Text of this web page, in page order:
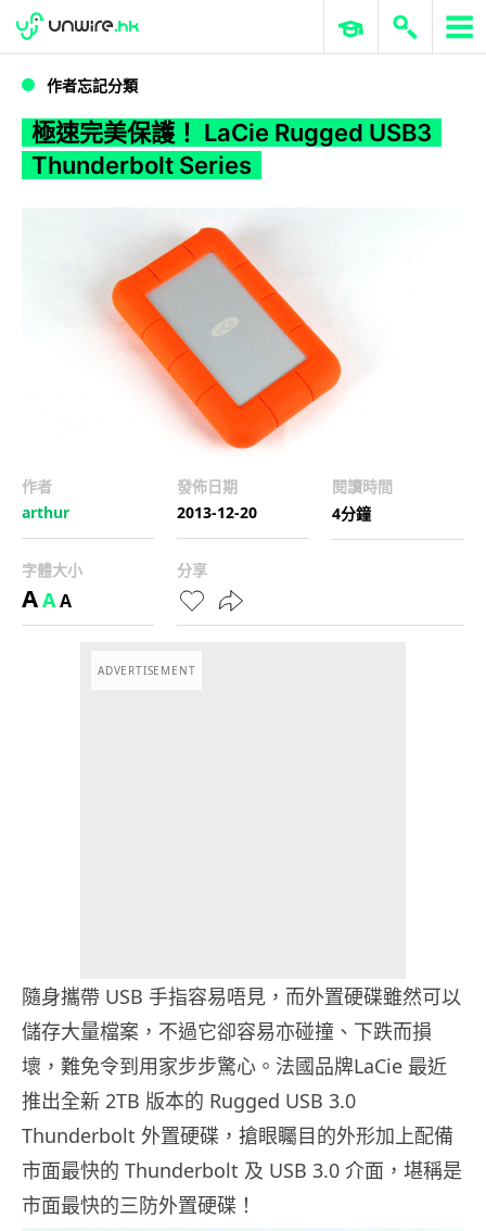
WWDC 2026 ERP 與商業 AI
作者忘記分類
極速完美保護！ LaCie Rugged USB3
Thunderbolt Series
作者
arthur
發佈日期
2013-12-20
閱讀時間
4分鐘
字體大小
AAA
分享
ADVERTISEMENT
隨身攜帶 USB 手指容易唔見，而外置硬碟雖然可以
儲存大量檔案，不過它卻容易亦碰撞、下跌而損
壞，難免令到用家步步驚心。法國品牌LaCie 最近
推出全新 2TB 版本的 Rugged USB 3.0
Thunderbolt 外置硬碟，搶眼矚目的外形加上配備
市面最快的 Thunderbolt 及 USB 3.0 介面，堪稱是
市面最快的三防外置硬碟！